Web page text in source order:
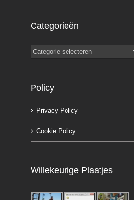
Categorieën
Categorieën
Policy
Privacy Policy
Cookie Policy
Willekeurige Plaatjes